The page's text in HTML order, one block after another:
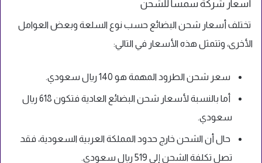
أسعار شركة سمسا للشحن
تختلف أسعار شحن البضائع حسب نوع السلعة وبعض العوامل
الأخرى، وتتمثل هذه الأسعار في التالي:
سعر شحن الطرود المهمة هو 140 ريال سعودي.
أما بالنسبة لأسعار شحن البضائع العادية فتكون 618 ريال
سعودي.
حال أن الشحن خارج حدود المملكة العربية السعودية، فقد
تصل تكلفة الشحن إلى 519 ريال سعودي.